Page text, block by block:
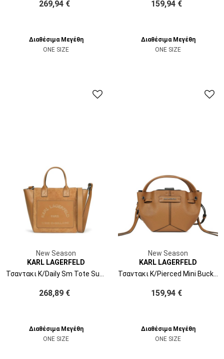
269,94 €
Διαθέσιμα Μεγέθη
ONE SIZE
159,94 €
Διαθέσιμα Μεγέθη
ONE SIZE
New Season
KARL LAGERFELD
Τσαντακι K/Daily Sm Tote Suede B3W30094 1xv caramel
268,89 €
Διαθέσιμα Μεγέθη
ONE SIZE
New Season
KARL LAGERFELD
Τσαντακι K/Pierced Mini Bucket B3W30280 1xv caramel
159,94 €
Διαθέσιμα Μεγέθη
ONE SIZE